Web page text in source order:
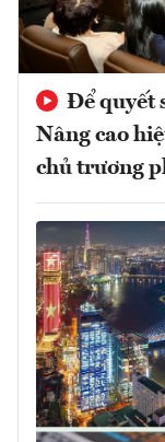
Để quyết
Nâng cao
chủ trương